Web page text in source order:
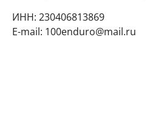
ИНН: 230406813869
E-mail: 100enduro@mail.ru